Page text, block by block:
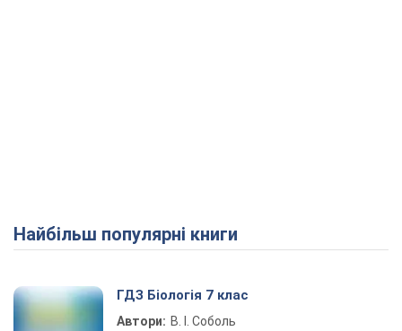
Найбільш популярні книги
ГДЗ Біологія 7 клас
Автори: В. І. Соболь